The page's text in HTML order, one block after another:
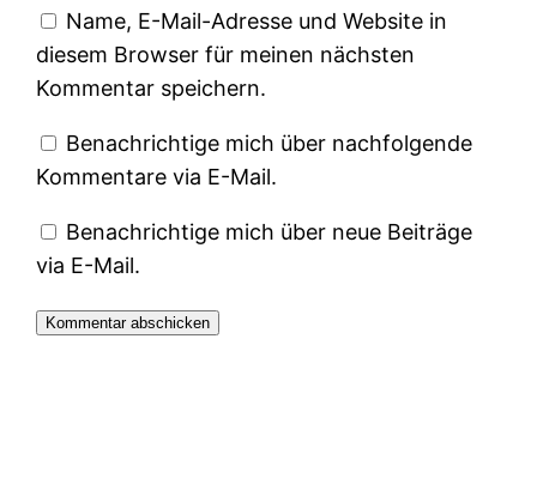
Name, E-Mail-Adresse und Website in
diesem Browser für meinen nächsten
Kommentar speichern.
Benachrichtige mich über nachfolgende
Kommentare via E-Mail.
Benachrichtige mich über neue Beiträge
via E-Mail.